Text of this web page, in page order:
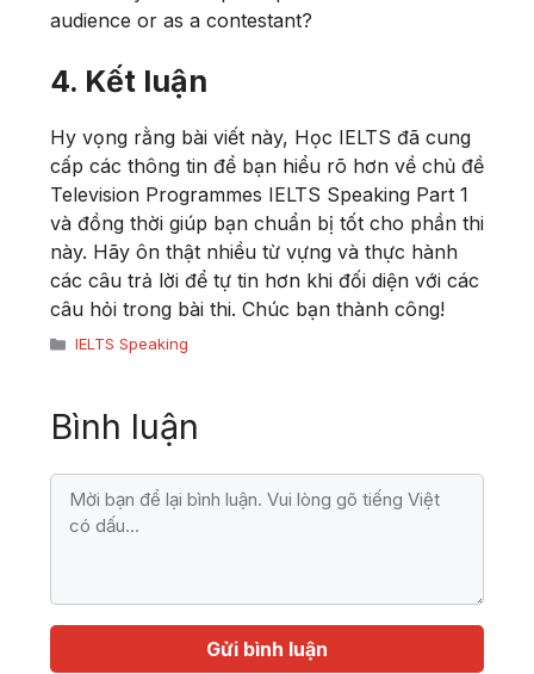
audience or as a contestant?
4. Kết luận
Hy vọng rằng bài viết này, Học IELTS đã cung
cấp các thông tin để bạn hiểu rõ hơn về chủ đề
Television Programmes IELTS Speaking Part 1
và đồng thời giúp bạn chuẩn bị tốt cho phần thi
này. Hãy ôn thật nhiều từ vựng và thực hành
các câu trả lời để tự tin hơn khi đối diện với các
câu hỏi trong bài thi. Chúc bạn thành công!
Danh
IELTS Speaking
Bình luận
luận
Họ
tên
Địa
chỉ